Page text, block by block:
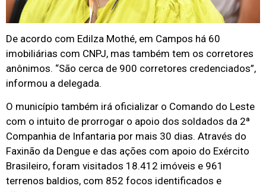
De acordo com Edilza Mothé, em Campos há 60
imobiliárias com CNPJ, mas também tem os corretores
anônimos. “São cerca de 900 corretores credenciados”,
informou a delegada.
O município também irá oficializar o Comando do Leste
com o intuito de prorrogar o apoio dos soldados da 2ª
Companhia de Infantaria por mais 30 dias. Através do
Faxinão da Dengue e das ações com apoio do Exército
Brasileiro, foram visitados 18.412 imóveis e 961
terrenos baldios, com 852 focos identificados e